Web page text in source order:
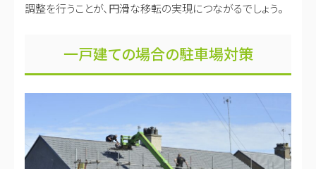
調整を行うことが、円滑な移転の実現につながるでしょう。
一戸建ての場合の駐車場対策